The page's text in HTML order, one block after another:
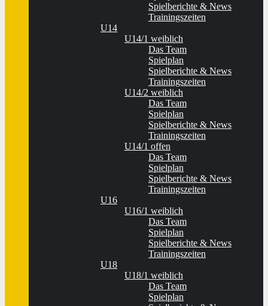
Spielberichte & News
Trainingszeiten
U14
U14/1 weiblich
Das Team
Spielplan
Spielberichte & News
Trainingszeiten
U14/2 weiblich
Das Team
Spielplan
Spielberichte & News
Trainingszeiten
U14/1 offen
Das Team
Spielplan
Spielberichte & News
Trainingszeiten
U16
U16/1 weiblich
Das Team
Spielplan
Spielberichte & News
Trainingszeiten
U18
U18/1 weiblich
Das Team
Spielplan